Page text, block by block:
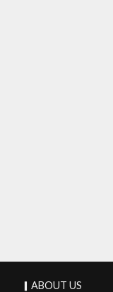
▎ABOUT US